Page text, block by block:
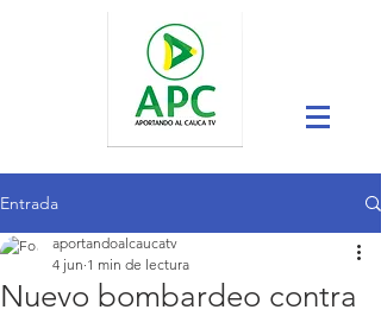
Entrada
Nuevo bombardeo contra
aportandoalcaucatv
4 jun 1 min de lectura